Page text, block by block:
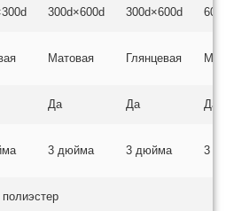
300d×600d 300d×600d
Матовая Глянцевая
Да Да Да
3 дюйма 3 дюйма 3
полиэстер